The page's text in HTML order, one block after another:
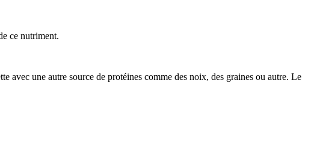
ce nutriment.
avec une autre source de protéines comme des noix, des graines ou autre. Le